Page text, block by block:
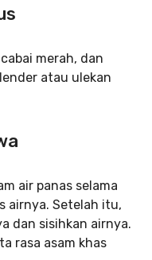
merah, dan
atau ulekan
air panas selama
airnya. Setelah itu,
dan sisihkan airnya.
rasa asam khas